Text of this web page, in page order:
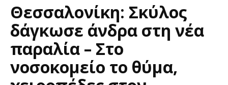
Θεσσαλονίκη: Σκύλος
δάγκωσε άνδρα στη νέα
παραλία – Στο
νοσοκομείο το θύμα,